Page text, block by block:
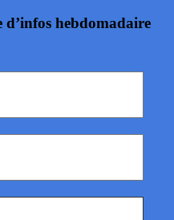
hebdomadaire